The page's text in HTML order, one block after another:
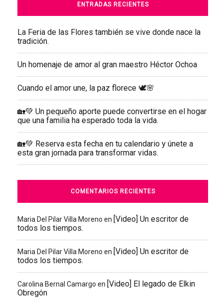
ENTRADAS RECIENTES
La Feria de las Flores también se vive donde nace la
tradición.
Un homenaje de amor al gran maestro Héctor Ochoa
Cuando el amor une, la paz florece 🕊️🌸
🏡💚 Un pequeño aporte puede convertirse en el hogar
que una familia ha esperado toda la vida.
🏡💚 Reserva esta fecha en tu calendario y únete a
esta gran jornada para transformar vidas.
COMENTARIOS RECIENTES
Maria Del Pilar Villa Moreno en [Video] Un escritor de
todos los tiempos.
Maria Del Pilar Villa Moreno en [Video] Un escritor de
todos los tiempos.
Carolina Bernal Camargo en [Video] El legado de Elkin
Obregón